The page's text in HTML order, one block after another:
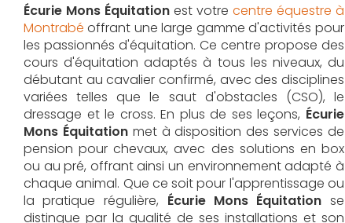
Écurie Mons Équitation est votre centre équestre à
Montrabé offrant une large gamme d'activités pour
les passionnés d'équitation. Ce centre propose des
cours d'équitation adaptés à tous les niveaux, du
débutant au cavalier confirmé, avec des disciplines
variées telles que le saut d'obstacles (CSO), le
dressage et le cross. En plus de ses leçons, Écurie
Mons Équitationmet à disposition des services de
pension pour chevaux, avec des solutions en box
ou au pré, offrant ainsi un environnement adapté à
chaque animal. Que ce soit pour l'apprentissage ou
la pratique régulière, Écurie Mons Équitation se
distingue par la qualité de ses installations et son